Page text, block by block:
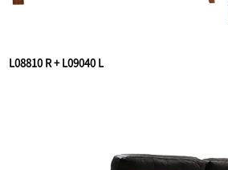
L08810 R + L09040 L